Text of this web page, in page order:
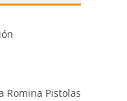
Romina Pistolas